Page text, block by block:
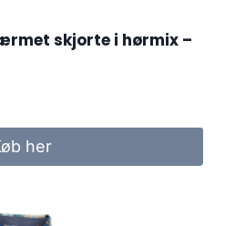
skjorte i hørmix –
her